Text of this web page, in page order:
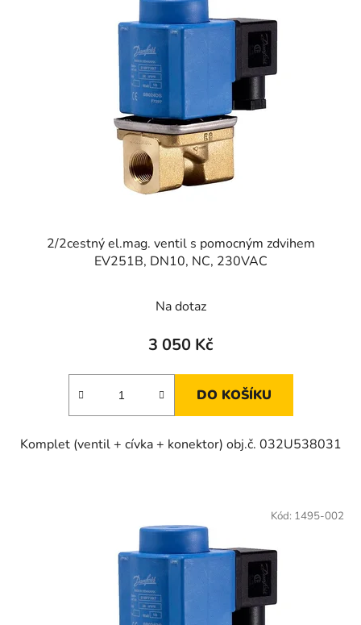
2/2cestný el.mag. ventil s pomocným zdvihem
EV251B, DN10, NC, 230VAC
Na dotaz
3 050 Kč
DO KOŠÍKU
Komplet (ventil + cívka + konektor) obj.č. 032U538031
Kód: 1495-002